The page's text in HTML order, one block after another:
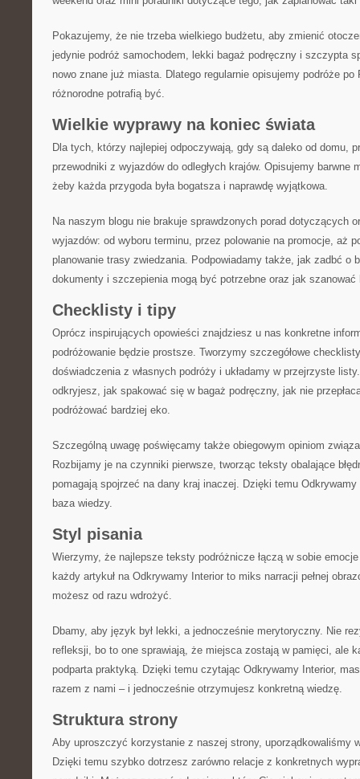
Pokazujemy, że nie trzeba wielkiego budżetu, aby zmienić
jedynie podróż samochodem, lekki bagaż podręczny i szczypta
nowo znane już miasta. Dlatego regularnie opisujemy podróże
różnorodne potrafią być.
Wielkie wyprawy na koniec świata
Dla tych, którzy najlepiej odpoczywają, gdy są daleko od domu,
przewodniki z wyjazdów do odległych krajów. Opisujemy barwne
żeby każda przygoda była bogatsza i naprawdę wyjątkowa.
Na naszym blogu nie brakuje sprawdzonych porad dotyczących
wyjazdów: od wyboru terminu, przez polowanie na promocje, aż
planowanie trasy zwiedzania. Podpowiadamy także, jak zadbć o
dokumenty i szczepienia mogą być potrzebne oraz jak szanować
Checklisty i tipy
Oprócz inspirujących opowieści znajdziesz u nas konkretne
podróżowanie będzie prostsze. Tworzymy szczegółowe
doświadczenia z własnych podróży i układamy w przejrzyste
odkryjesz, jak spakować się w bagaż podręczny, jak nie
podróżować bardziej eko.
Szczególną uwagę poświęcamy także obiegowym opiniom
Rozbijamy je na czynniki pierwsze, tworząc teksty obalające
pomagają spojrzeć na dany kraj inaczej. Dzięki temu
baza wiedzy.
Styl pisania
Wierzymy, że najlepsze teksty podróżnicze łączą w sobie
każdy artykuł na Odkrywamy Interior to miks narracji pełnej
możesz od razu wdrożyć.
Dbamy, aby język był lekki, a jednocześnie merytoryczny. Nie
refleksji, bo to one sprawiają, że miejsca zostają w pamięci, ale
podparta praktyką. Dzięki temu czytając Odkrywamy Interior,
razem z nami – i jednocześnie otrzymujesz konkretną wiedzę.
Struktura strony
Aby uproszczyć korzystanie z naszej strony, uporządkowaliśmy
Dzięki temu szybko dotrzesz zarówno relacje z konkretnych